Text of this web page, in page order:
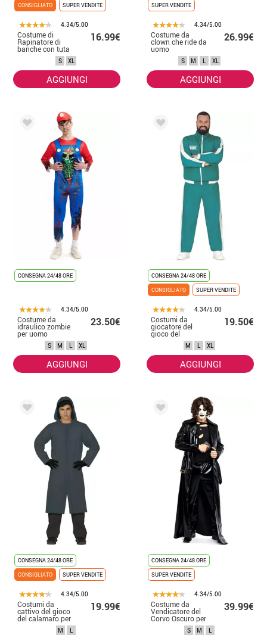
CONSIGLIATO
SUPER VENDITE
4.34/5.00
Costume di
Rapinatore di
banche con tuta
rossa per uomo
16.99€
S XL
AGGIUNGI
SUPER VENDITE
4.34/5.00
Costume da
clown che ride da
uomo
26.99€
S M L XL
AGGIUNGI
CONSEGNA 24/48 ORE
4.34/5.00
Costume da
idraulico zombie
per uomo
23.50€
S M L XL
AGGIUNGI
CONSEGNA 24/48 ORE
CONSIGLIATO
SUPER VENDITE
4.34/5.00
Costumi da
giocatore del
gioco del
calamaro per gli
19.50€
M L XL
AGGIUNGI
CONSEGNA 24/48 ORE
CONSIGLIATO
SUPER VENDITE
4.34/5.00
Costumi da
cattivo del gioco
del calamaro per
19.99€
M L
CONSEGNA 24/48 ORE
SUPER VENDITE
4.34/5.00
Costume da
Vendicatore del
Corvo Oscuro per
39.99€
S M L